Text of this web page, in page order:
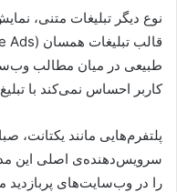
نوع دیگر تبلیغات متنی،
طبیعی در میان مطالب
کاربر احساس نمی‌کند با
پلتفرم‌هایی مانند یکتانت،
سرویس‌دهنده‌ی اصلی این
را در وب‌سایت‌های پربازدید